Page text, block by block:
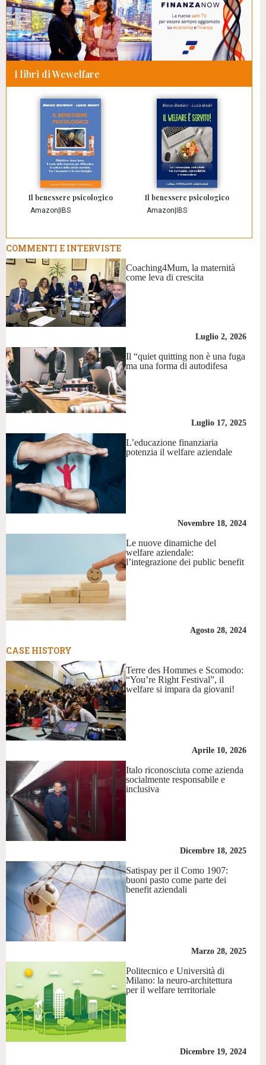
I libri di Wewelfare
Il benessere psicologico
Amazon|IBS
Il benessere psicologico
Amazon|IBS
COMMENTI E INTERVISTE
Coaching4Mum, la maternità
come leva di crescita
Luglio 2, 2026
Il “quiet quitting non è una fuga
ma una forma di autodifesa
Luglio 17, 2025
L’educazione finanziaria
potenzia il welfare aziendale
Novembre 18, 2024
Le nuove dinamiche del
welfare aziendale:
l’integrazione dei public benefit
Agosto 28, 2024
CASE HISTORY
Terre des Hommes e Scomodo:
“You’re Right Festival”, il
welfare si impara da giovani!
Aprile 10, 2026
Italo riconosciuta come azienda
socialmente responsabile e
inclusiva
Dicembre 18, 2025
Satispay per il Como 1907:
buoni pasto come parte dei
benefit aziendali
Marzo 28, 2025
Politecnico e Università di
Milano: la neuro-architettura
per il welfare territoriale
Dicembre 19, 2024